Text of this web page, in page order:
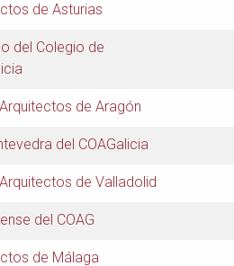
de Asturias
del Colegio de
de Aragón
del COAGalicia
de Valladolid
del COAG
de Málaga